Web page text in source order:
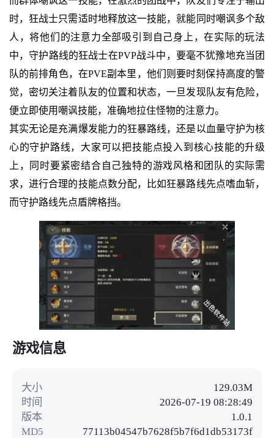
时，狂战士只需适时地释放这一技能，就能同时嘲讽多个敌
人，将他们的注意力全部吸引到自己身上，在实际的玩法
中，守护路线的狂战士在PVP战斗中，要毫不犹豫地充当团
队的前排角色，在PVE副本里，他们则要时刻保持高度的警
觉，密切关注着队友的位置和状态，一旦发现队友有危险，
便立即使用嘲讽技能，准确地拉住怪物的注意力。
其实无论是充满爆发能力的狂暴路线，还是以血量守护为核
心的守护路线，大家可以把技能点投入到核心技能的升级
上，同时要紧密结合自己独特的游戏风格和团队的实际需
求，进行合理的技能点数分配，比如狂暴路线先点嗜血斩，
而守护路线先点盾牌格挡。
游戏信息
大小
129.03M
时间
2026-07-19 08:28:49
版本
1.0.1
MD5
77113b04547b7628f5b7f6d1db53173f